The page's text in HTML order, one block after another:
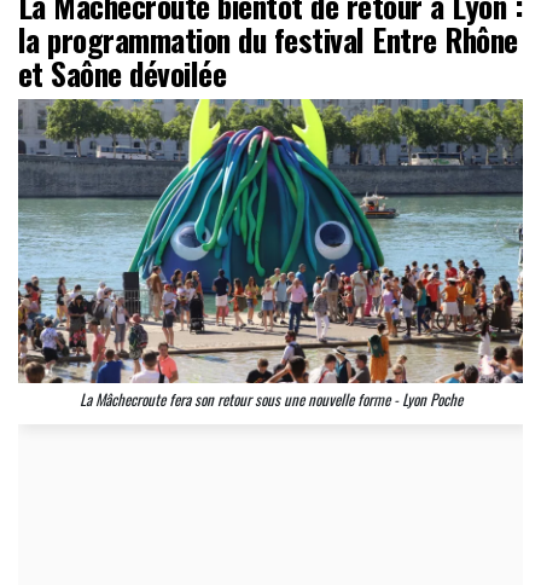
la programmation du festival Entre Rhône
et Saône dévoilée
La Mâchecroute fera son retour sous une nouvelle forme - Lyon Poche